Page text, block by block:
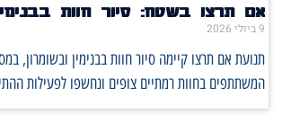
אם תרצו בשטח: סיור חוות
9 ביולי 2026
תנועת אם תרצו קיימה סיור חוות בבנימין ובשומרון,
המשתתפים בחוות רמתיים צופים ונחשפו לפעילות